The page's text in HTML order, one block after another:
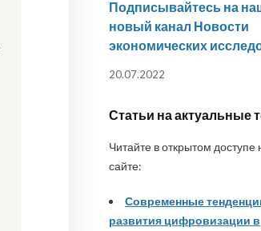
Подписывайтесь на
новый канал Новости
экономических
20.07.2022
Статьи на актуальные
Читайте в открытом
сайте:
Современные
развития цифровизации в